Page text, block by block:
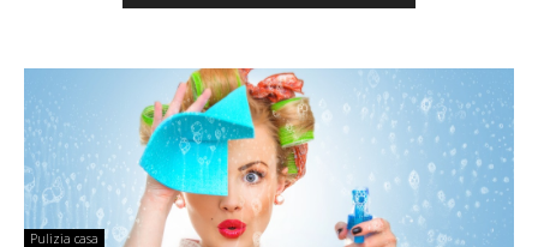
Pulizia casa